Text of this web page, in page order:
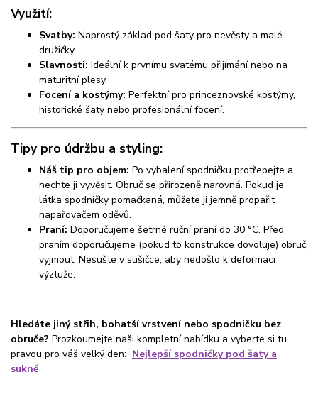
Využití:
Svatby: Naprostý základ pod šaty pro nevěsty a malé
družičky.
Slavnosti: Ideální k prvnímu svatému přijímání nebo na
maturitní plesy.
Focení a kostýmy: Perfektní pro princeznovské kostýmy,
historické šaty nebo profesionální focení.
Tipy pro údržbu a styling:
Náš tip pro objem: Po vybalení spodničku protřepejte a
nechte ji vyvěsit. Obruč se přirozeně narovná. Pokud je
látka spodničky pomačkaná, můžete ji jemně propařit
napařovačem oděvů.
Praní: Doporučujeme šetrné ruční praní do 30 °C. Před
praním doporučujeme (pokud to konstrukce dovoluje) obruč
vyjmout. Nesušte v sušičce, aby nedošlo k deformaci
výztuže.
Hledáte jiný střih, bohatší vrstvení nebo spodničku bez
obruče? Prozkoumejte naši kompletní nabídku a vyberte si tu
pravou pro váš velký den: Nejlepší spodničky pod šaty a
sukně,